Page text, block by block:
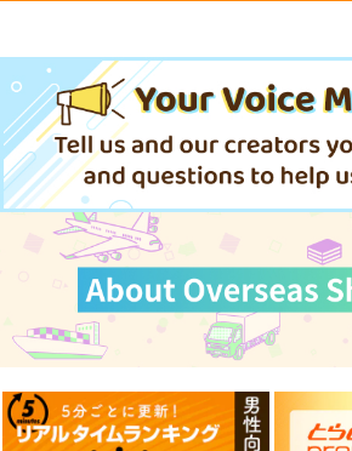
探偵モンテ・クリスト
完全幻覚本
Owen
944 円 （税込）
Fate/Grand Order
巌窟王 モンテ・クリスト
サンプル
カート
斎藤一の本2
斎藤一の本を出すサー
クル
2,357円（税込）
サンプル
カート
サンプル
作品詳細
サンプル
作品詳細